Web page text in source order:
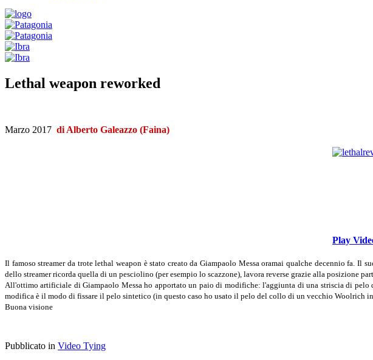
Lethal weapon reworked
Marzo 2017 di Alberto Galeazzo (Faina)
Play
Il famoso streamer da trote lethal weapon è stato creato da Giampaolo Messa oramai qualche decennio fa.
dello streamer ricorda quella di un pesciolino (per esempio lo scazzone), lavora reverse grazie alla posizione
All'ottimo artificiale di Giampaolo Messa ho apportato un paio di modifiche: l'aggiunta di una striscia di
modifica è il modo di fissare il pelo sintetico (in questo caso ho usato il pelo del collo di un vecchio Woolrich
Buona visione
Pubblicato in Video Tying